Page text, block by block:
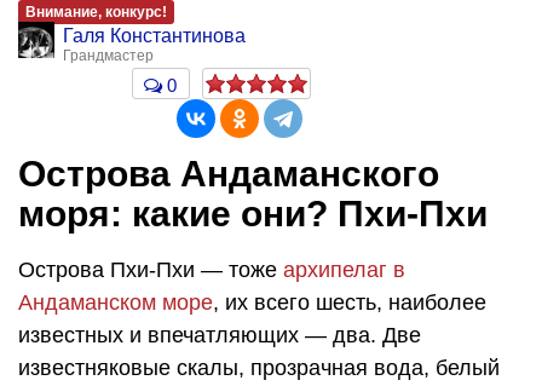
Внимание, конкурс!
Галя Константинова
Грандмастер
0
Острова Андаманского
моря: какие они? Пхи-Пхи
Острова Пхи-Пхи — тоже архипелаг в
Андаманском море, их всего шесть, наиболее
известных и впечатляющих — два. Две
известняковые скалы, прозрачная вода, белый